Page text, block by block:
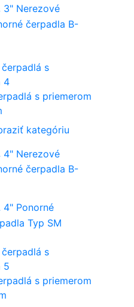
3" Nerezové
čerpadla B-
s priemerom
kategóriu
4" Nerezové
čerpadla B-
4" Ponorné
Typ SM
s priemerom